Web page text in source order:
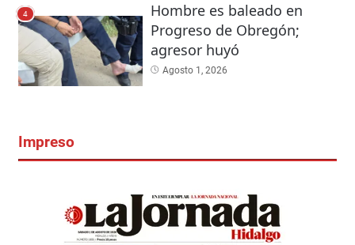
4
Hombre es baleado en
Progreso de Obregón;
agresor huyó
Agosto 1, 2026
Impreso